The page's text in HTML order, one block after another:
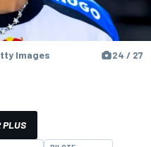
Images 24 / 27
PLUS